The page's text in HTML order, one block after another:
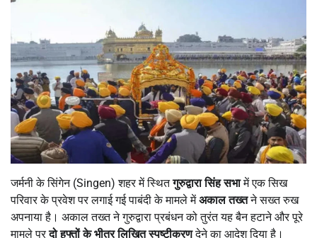
जर्मनी के सिंगेन (Singen) शहर में स्थितगुरुद्वारा सिंह सभामें एक सिख
परिवार के प्रवेश पर लगाई गई पाबंदी के मामले मेंअकाल तख्तने सख्त रुख
अपनाया है। अकाल तख्त ने गुरुद्वारा प्रबंधन को तुरंत यह बैन हटाने और पूरे
मामले परदो हफ्तों के भीतर लिखित स्पष्टीकरणदेने का आदेश दिया है।